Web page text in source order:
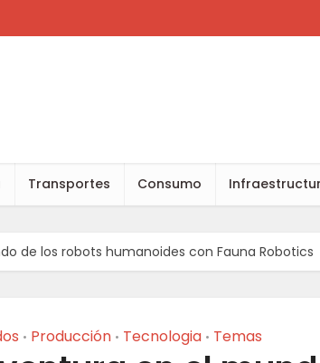
Transportes Consumo
de los robots humanoides con Fauna Robotics
• Producción • Tecnologia • Temas